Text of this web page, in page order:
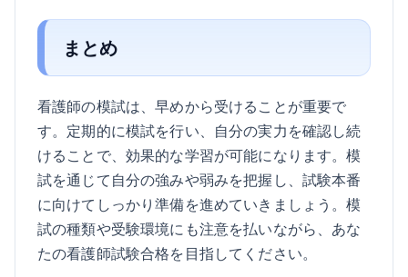
まとめ
看護師の模試は、早めから受けることが重要で
す。定期的に模試を行い、自分の実力を確認し続
けることで、効果的な学習が可能になります。模
試を通じて自分の強みや弱みを把握し、試験本番
に向けてしっかり準備を進めていきましょう。模
試の種類や受験環境にも注意を払いながら、あな
たの看護師試験合格を目指してください。